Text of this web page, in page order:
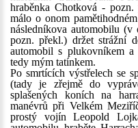
hraběnka Chotková -
málo o onom
následníkova automobilu
pozn. překl.) držet strážní
automobil s plukovníkem a
tedy mým tatínkem.
Po smrtících výstřelech se
(tady je zřejmě do
splašených koních na
manévrů při Velkém
prostý vojín Leopold